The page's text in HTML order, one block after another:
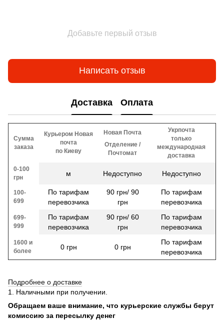
Добавьте первый отзыв
Написать отзыв
Доставка Оплата
Сумма
заказа
Курьером Новая
почта
по Киеву
Новая Почта
Отделение /
Почтомат
Укрпочта
только
международная
доставка
0-100
грн
м Недоступно Недоступно
100-
699
По тарифам
перевозчика
90 грн/ 90
грн
По тарифам
перевозчика
699-
999
По тарифам
перевозчика
90 грн/ 60
грн
По тарифам
перевозчика
1600 и
более
0 грн 0 грн
По тарифам
перевозчика
Подробнее о доставке
1. Наличными при получении.
Обращаем ваше внимание, что курьерские службы берут
комиссию за пересылку денег